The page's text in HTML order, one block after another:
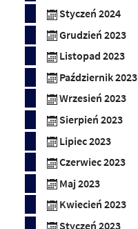
Styczeń 2024
Grudzień 2023
Listopad 2023
Październik 2023
Wrzesień 2023
Sierpień 2023
Lipiec 2023
Czerwiec 2023
Maj 2023
Kwiecień 2023
Styczeń 2023